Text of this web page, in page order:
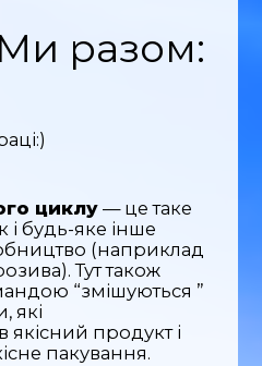
Ми разом:
циклу— це таке
будь-яке інше
(наприклад
Тут також
“змішуються ”
які
продукт і
пакування.